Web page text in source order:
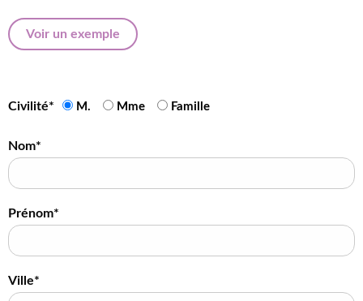
Voir un exemple
Civilité* M. Mme Famille
Nom*
Prénom*
Ville*